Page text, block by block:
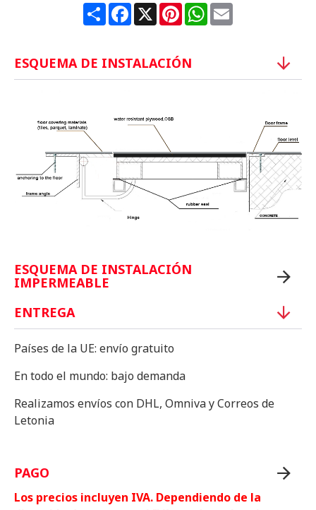
ShareFacebook
X PinterestWhatsApp
Email
ESQUEMA DE INSTALACIÓN
ESQUEMA DE INSTALACIÓN
IMPERMEABLE
ENTREGA
Países de la UE: envío gratuito
En todo el mundo: bajo demanda
Realizamos envíos con DHL, Omniva y Correos de
Letonia
PAGO
Los precios incluyen IVA. Dependiendo de la